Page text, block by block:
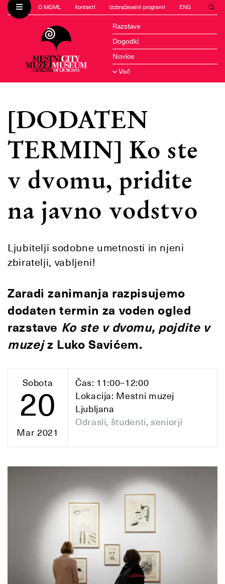
O MGML Kontakti Izobraževalni programi ENG
Razstave
Dogodki
Novice
Več
[DODATEN
TERMIN] Ko ste
v dvomu, pridite
na javno vodstvo
Ljubitelji sodobne umetnosti in njeni
zbiratelji, vabljeni!
Zaradi zanimanja razpisujemo
dodaten termin za voden ogled
razstave Ko ste v dvomu, pojdite v
muzejz Luko Savićem.
Sobota
20
Mar 2021
Čas: 11:00–12:00
Lokacija: Mestni muzej
Ljubljana
Odrasli, študenti, seniorji